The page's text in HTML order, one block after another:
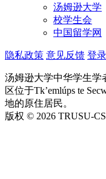
汤姆逊大学
校学生会
中国留学网
隐私政策 意见反馈 登录
汤姆逊大学中华学生学
区位于Tk’emlúps te
地的原住居民。
版权 © 2026 TRUSU-